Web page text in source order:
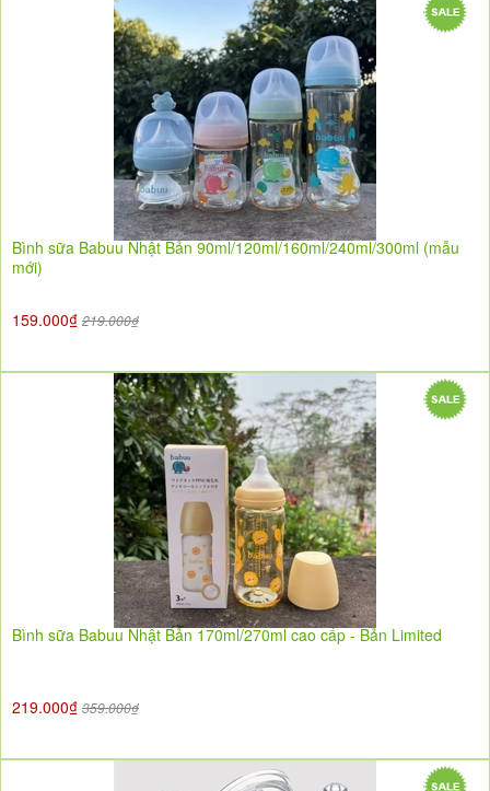
Bình sữa Babuu Nhật Bản 90ml/120ml/160ml/240ml/300ml (mẫu
mới)
159.000₫ 219.000₫
Bình sữa Babuu Nhật Bản 170ml/270ml cao cấp - Bản Limited
219.000₫ 359.000₫